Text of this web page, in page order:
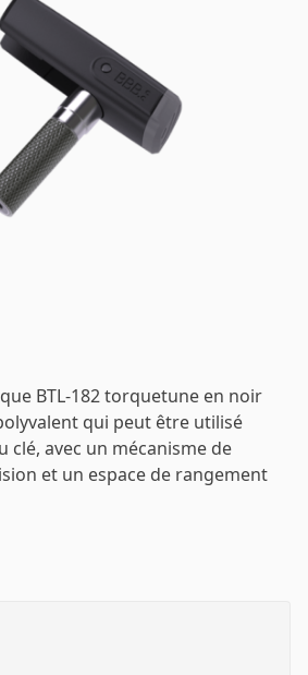
BTL-182 torquetune en noir
qui peut être utilisé
clé, avec un mécanisme de
et un espace de rangement
Connecter